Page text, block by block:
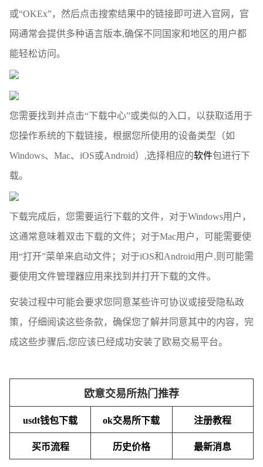
或“OKEx”，然后点击搜索结果中的链接即可进入官网，官
网通常会提供多种语言版本,确保不同国家和地区的用户都
能轻松访问。
您需要找到并点击“下载中心”或类似的入口，以获取适用于
您操作系统的下载链接，根据您所使用的设备类型（如
Windows、Mac、iOS或Android）,选择相应的软件包进行下
载。
下载完成后，您需要运行下载的文件，对于Windows用户，
这通常意味着双击下载的文件；对于Mac用户，可能需要使
用“打开”菜单来启动文件；对于iOS和Android用户,则可能需
要使用文件管理器应用来找到并打开下载的文件。
安装过程中可能会要求您同意某些许可协议或接受隐私政
策，仔细阅读这些条款，确保您了解并同意其中的内容，完
成这些步骤后,您应该已经成功安装了欧易交易平台。
欧意交易所热门推荐
usdt钱包下载 ok交易所下载 注册教程
买币流程 历史价格 最新消息